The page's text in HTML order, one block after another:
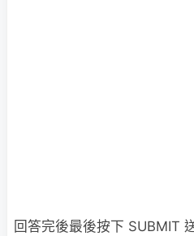
回答完後最後按下 SUBMIT